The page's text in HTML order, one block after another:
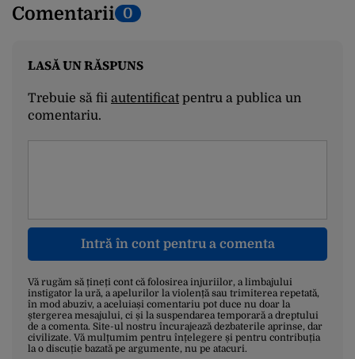
Comentarii 0
LASĂ UN RĂSPUNS
Trebuie să fii autentificatpentru a publica un
comentariu.
Intră în cont pentru a comenta
Vă rugăm să țineți cont că folosirea injuriilor, a limbajului
instigator la ură, a apelurilor la violență sau trimiterea repetată,
în mod abuziv, a aceluiași comentariu pot duce nu doar la
ștergerea mesajului, ci și la suspendarea temporară a dreptului
de a comenta. Site-ul nostru încurajează dezbaterile aprinse, dar
civilizate. Vă mulțumim pentru înțelegere și pentru contribuția
la o discuție bazată pe argumente, nu pe atacuri.